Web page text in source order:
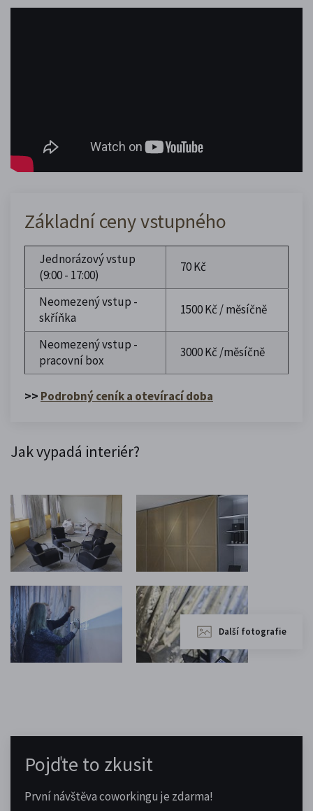
Základní ceny vstupného
Jednorázový vstup
(9:00 - 17:00)
70 Kč
Neomezený vstup -
skříňka
1500 Kč / měsíčně
Neomezený vstup -
pracovní box
3000 Kč /měsíčně
>> Podrobný ceník a otevírací doba
Jak vypadá interiér?
Další fotografie
Pojďte to zkusit
První návštěva coworkingu je zdarma!